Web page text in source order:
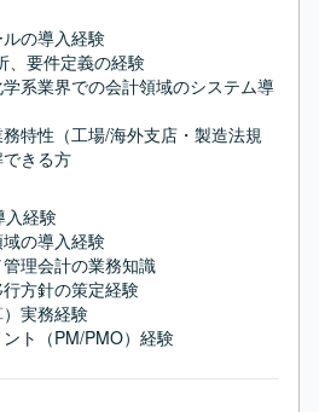
ルの導入経験
、要件定義の経験
系業界での会計領域のシステム導
特性（工場/海外支店・製造法規
きる方
入経験
域の導入経験
理会計の業務知識
方針の策定経験
）実務経験
ト（PM/PMO）経験